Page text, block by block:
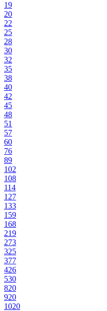
19
20
22
25
28
30
32
35
38
40
42
45
48
51
57
60
76
89
102
108
114
127
133
159
168
219
273
325
377
426
530
820
920
1020